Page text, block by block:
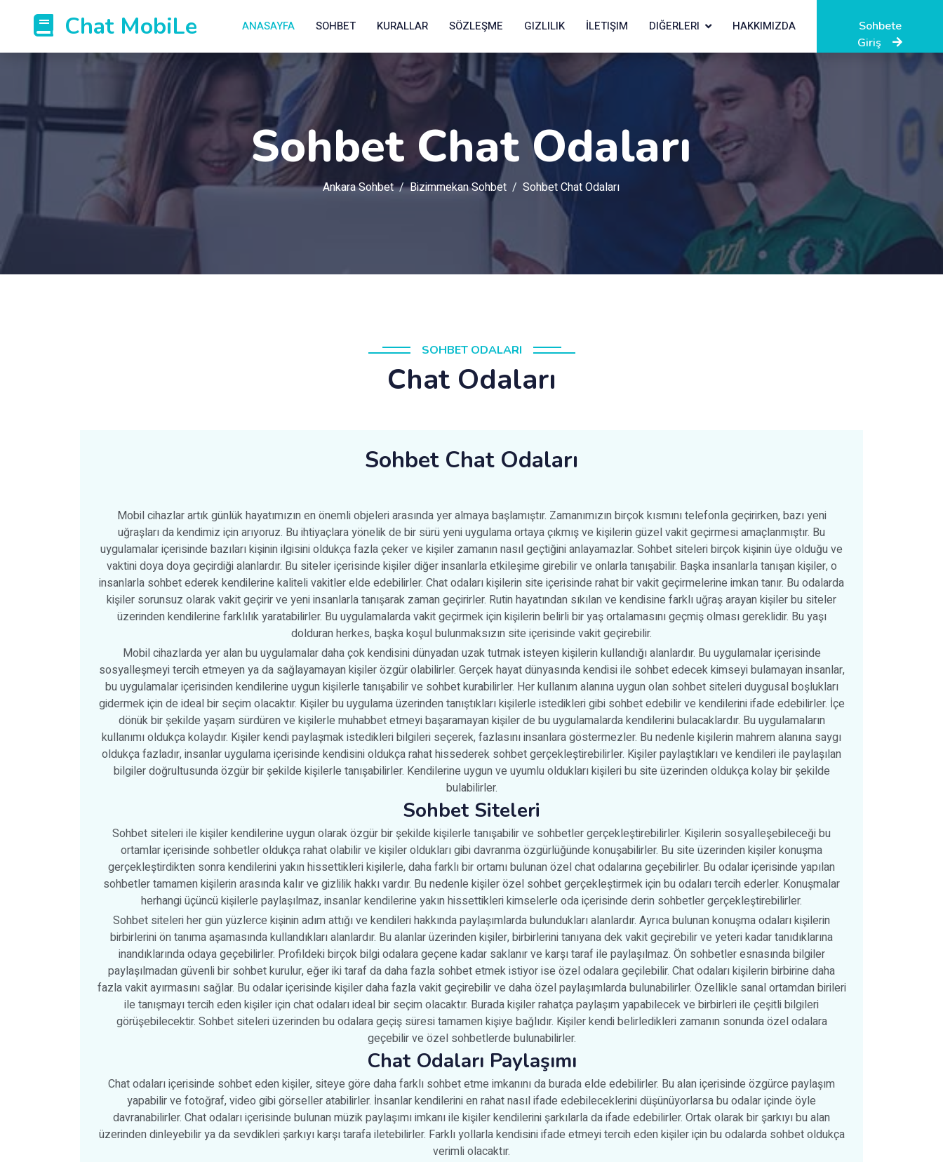
Chat MobiLe ANASAYFA SOHBET KURALLAR SÖZLEŞME GIZLILIK İLETIŞIM DIĞERLERI HAKKIMIZDA
Sohbete
Giriş
Sohbet Chat Odaları
Ankara Sohbet Bizimmekan Sohbet Sohbet Chat Odaları
SOHBET ODALARI
Chat Odaları
Sohbet Chat Odaları
Mobil cihazlar artık günlük hayatımızın en önemli objeleri arasında yer almaya başlamıştır. Zamanımızın birçok kısmını telefonla geçirirken, bazı yeni
uğraşları da kendimiz için arıyoruz. Bu ihtiyaçlara yönelik de bir sürü yeni uygulama ortaya çıkmış ve kişilerin güzel vakit geçirmesi amaçlanmıştır. Bu
uygulamalar içerisinde bazıları kişinin ilgisini oldukça fazla çeker ve kişiler zamanın nasıl geçtiğini anlayamazlar. Sohbet siteleri birçok kişinin üye olduğu ve
vaktini doya doya geçirdiği alanlardır. Bu siteler içerisinde kişiler diğer insanlarla etkileşime girebilir ve onlarla tanışabilir. Başka insanlarla tanışan kişiler, o
insanlarla sohbet ederek kendilerine kaliteli vakitler elde edebilirler. Chat odaları kişilerin site içerisinde rahat bir vakit geçirmelerine imkan tanır. Bu odalarda
kişiler sorunsuz olarak vakit geçirir ve yeni insanlarla tanışarak zaman geçirirler. Rutin hayatından sıkılan ve kendisine farklı uğraş arayan kişiler bu siteler
üzerinden kendilerine farklılık yaratabilirler. Bu uygulamalarda vakit geçirmek için kişilerin belirli bir yaş ortalamasını geçmiş olması gereklidir. Bu yaşı
dolduran herkes, başka koşul bulunmaksızın site içerisinde vakit geçirebilir.
Mobil cihazlarda yer alan bu uygulamalar daha çok kendisini dünyadan uzak tutmak isteyen kişilerin kullandığı alanlardır. Bu uygulamalar içerisinde
sosyalleşmeyi tercih etmeyen ya da sağlayamayan kişiler özgür olabilirler. Gerçek hayat dünyasında kendisi ile sohbet edecek kimseyi bulamayan insanlar,
bu uygulamalar içerisinden kendilerine uygun kişilerle tanışabilir ve sohbet kurabilirler. Her kullanım alanına uygun olan sohbet siteleri duygusal boşlukları
gidermek için de ideal bir seçim olacaktır. Kişiler bu uygulama üzerinden tanıştıkları kişilerle istedikleri gibi sohbet edebilir ve kendilerini ifade edebilirler. İçe
dönük bir şekilde yaşam sürdüren ve kişilerle muhabbet etmeyi başaramayan kişiler de bu uygulamalarda kendilerini bulacaklardır. Bu uygulamaların
kullanımı oldukça kolaydır. Kişiler kendi paylaşmak istedikleri bilgileri seçerek, fazlasını insanlara göstermezler. Bu nedenle kişilerin mahrem alanına saygı
oldukça fazladır, insanlar uygulama içerisinde kendisini oldukça rahat hissederek sohbet gerçekleştirebilirler. Kişiler paylaştıkları ve kendileri ile paylaşılan
bilgiler doğrultusunda özgür bir şekilde kişilerle tanışabilirler. Kendilerine uygun ve uyumlu oldukları kişileri bu site üzerinden oldukça kolay bir şekilde
bulabilirler.
Sohbet Siteleri
Sohbet siteleri ile kişiler kendilerine uygun olarak özgür bir şekilde kişilerle tanışabilir ve sohbetler gerçekleştirebilirler. Kişilerin sosyalleşebileceği bu
ortamlar içerisinde sohbetler oldukça rahat olabilir ve kişiler oldukları gibi davranma özgürlüğünde konuşabilirler. Bu site üzerinden kişiler konuşma
gerçekleştirdikten sonra kendilerini yakın hissettikleri kişilerle, daha farklı bir ortamı bulunan özel chat odalarına geçebilirler. Bu odalar içerisinde yapılan
sohbetler tamamen kişilerin arasında kalır ve gizlilik hakkı vardır. Bu nedenle kişiler özel sohbet gerçekleştirmek için bu odaları tercih ederler. Konuşmalar
herhangi üçüncü kişilerle paylaşılmaz, insanlar kendilerine yakın hissettikleri kimselerle oda içerisinde derin sohbetler gerçekleştirebilirler.
Sohbet siteleri her gün yüzlerce kişinin adım attığı ve kendileri hakkında paylaşımlarda bulundukları alanlardır. Ayrıca bulunan konuşma odaları kişilerin
birbirlerini ön tanıma aşamasında kullandıkları alanlardır. Bu alanlar üzerinden kişiler, birbirlerini tanıyana dek vakit geçirebilir ve yeteri kadar tanıdıklarına
inandıklarında odaya geçebilirler. Profildeki birçok bilgi odalara geçene kadar saklanır ve karşı taraf ile paylaşılmaz. Ön sohbetler esnasında bilgiler
paylaşılmadan güvenli bir sohbet kurulur, eğer iki taraf da daha fazla sohbet etmek istiyor ise özel odalara geçilebilir. Chat odaları kişilerin birbirine daha
fazla vakit ayırmasını sağlar. Bu odalar içerisinde kişiler daha fazla vakit geçirebilir ve daha özel paylaşımlarda bulunabilirler. Özellikle sanal ortamdan birileri
ile tanışmayı tercih eden kişiler için chat odaları ideal bir seçim olacaktır. Burada kişiler rahatça paylaşım yapabilecek ve birbirleri ile çeşitli bilgileri
görüşebilecektir. Sohbet siteleri üzerinden bu odalara geçiş süresi tamamen kişiye bağlıdır. Kişiler kendi belirledikleri zamanın sonunda özel odalara
geçebilir ve özel sohbetlerde bulunabilirler.
Chat Odaları Paylaşımı
Chat odaları içerisinde sohbet eden kişiler, siteye göre daha farklı sohbet etme imkanını da burada elde edebilirler. Bu alan içerisinde özgürce paylaşım
yapabilir ve fotoğraf, video gibi görseller atabilirler. İnsanlar kendilerini en rahat nasıl ifade edebileceklerini düşünüyorlarsa bu odalar içinde öyle
davranabilirler. Chat odaları içerisinde bulunan müzik paylaşımı imkanı ile kişiler kendilerini şarkılarla da ifade edebilirler. Ortak olarak bir şarkıyı bu alan
üzerinden dinleyebilir ya da sevdikleri şarkıyı karşı tarafa iletebilirler. Farklı yollarla kendisini ifade etmeyi tercih eden kişiler için bu odalarda sohbet oldukça
verimli olacaktır.